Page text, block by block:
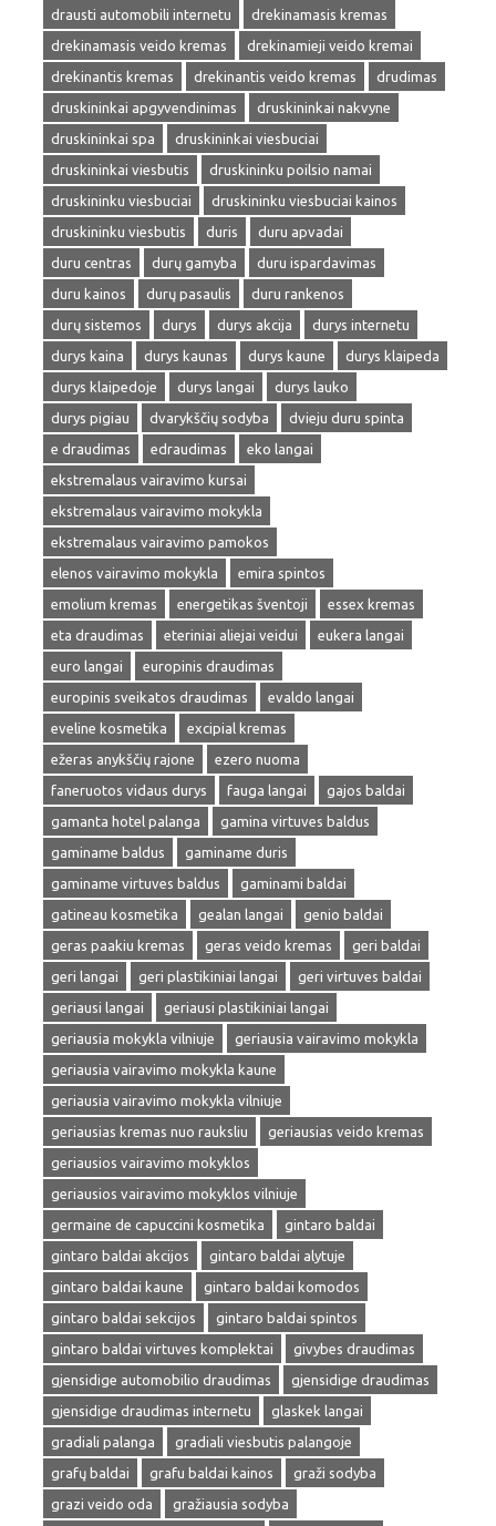
drausti automobili internetu
drekinamasis kremas
drekinamasis veido kremas
drekinamieji veido kremai
drekinantis kremas
drekinantis veido kremas
drudimas
druskininkai apgyvendinimas
druskininkai nakvyne
druskininkai spa
druskininkai viesbuciai
druskininkai viesbutis
druskininku poilsio namai
druskininku viesbuciai
druskininku viesbuciai kainos
druskininku viesbutis
duris
duru apvadai
duru centras
durų gamyba
duru ispardavimas
duru kainos
durų pasaulis
duru rankenos
durų sistemos
durys durys akcija
durys internetu
durys kaina
durys kaunas durys kaune
durys klaipeda
durys klaipedoje
durys langai
durys lauko
durys pigiau
dvarykščių sodyba
dvieju duru spinta
e draudimas
edraudimas
eko langai
ekstremalaus vairavimo kursai
ekstremalaus vairavimo mokykla
ekstremalaus vairavimo pamokos
elenos vairavimo mokykla
emira spintos
emolium kremas
energetikas šventoji
essex kremas
eta draudimas
eteriniai aliejai veidui
eukera langai
euro langai
europinis draudimas
europinis sveikatos draudimas
evaldo langai
eveline kosmetika
excipial kremas
ežeras anykščių rajone
ezero nuoma
faneruotos vidaus durys
fauga langai
gajos baldai
gamanta hotel palanga
gamina virtuves baldus
gaminame baldus
gaminame duris
gaminame virtuves baldus
gaminami baldai
gatineau kosmetika
gealan langai
genio baldai
geras paakiu kremas
geras veido kremas
geri baldai
geri langai
geri plastikiniai langai
geri virtuves baldai
geriausi langai
geriausi plastikiniai langai
geriausia mokykla vilniuje
geriausia vairavimo mokykla
geriausia vairavimo mokykla kaune
geriausia vairavimo mokykla vilniuje
geriausias kremas nuo rauksliu
geriausias veido kremas
geriausios vairavimo mokyklos
geriausios vairavimo mokyklos vilniuje
germaine de capuccini kosmetika
gintaro baldai
gintaro baldai akcijos
gintaro baldai alytuje
gintaro baldai kaune
gintaro baldai komodos
gintaro baldai sekcijos
gintaro baldai spintos
gintaro baldai virtuves komplektai
givybes draudimas
gjensidige automobilio draudimas
gjensidige draudimas
gjensidige draudimas internetu
glaskek langai
gradiali palanga
gradiali viesbutis palangoje
grafų baldai
grafu baldai kainos
graži sodyba
grazi veido oda
gražiausia sodyba